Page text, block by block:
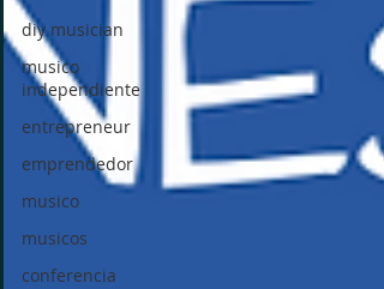
diy musician
musico
independiente
entrepreneur
emprendedor
musico
musicos
conferencia